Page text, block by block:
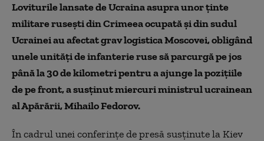
Loviturile lansate de Ucraina asupra unor ținte
militare rusești din Crimeea ocupată și din sudul
Ucrainei au afectat grav logistica Moscovei, obligând
unele unități de infanterie ruse să parcurgă pe jos
până la 30 de kilometri pentru a ajunge la pozițiile
de pe front, a susținut miercuri ministrul ucrainean
al Apărării, Mihailo Fedorov.
În cadrul unei conferințe de presă susținute la Kiev